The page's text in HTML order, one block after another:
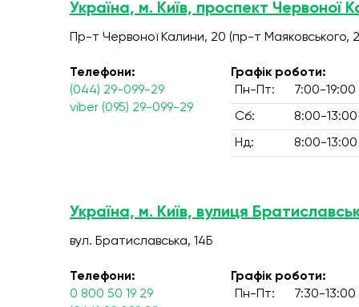
Україна, м. Київ, проспект Червоної
Пр-т Червоної Калини, 20 (пр-т Маяковського,
Телефони:
(044) 29-099-29
viber (095) 29-099-29
Графік роботи:
Пн-Пт:
7:00-19:00
Сб: 8:00-13:00
Нд: 8:00-13:00
Україна, м. Київ, вулиця
вул. Братиславська, 14Б
Телефони:
0 800 50 19 29
Графік роботи:
Пн-Пт:
7:30-13:00